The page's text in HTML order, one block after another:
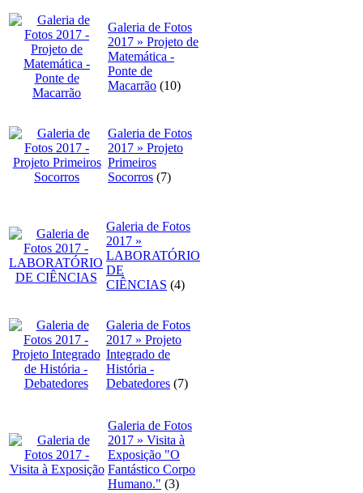
Galeria de Fotos
2017 » Projeto de
Matemática -
Ponte de
Macarrão (10)
Galeria de Fotos
2017 » Projeto
Primeiros
Socorros (7)
Galeria de Fotos
2017 »
LABORATÓRIO
DE
CIÊNCIAS (4)
Galeria de Fotos
2017 » Projeto
Integrado de
História -
Debatedores (7)
Galeria de Fotos
2017 » Visita à
Exposição "O
Fantástico Corpo
Humano." (3)